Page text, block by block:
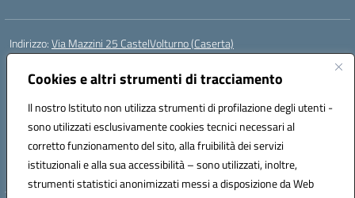
Cookies e altri strumenti di tracciamento
Il nostro Istituto non utilizza strumenti di profilazione degli utenti -
sono utilizzati esclusivamente cookies tecnici necessari al
corretto funzionamento del sito, alla fruibilità dei servizi
istituzionali e alla sua accessibilità – sono utilizzati, inoltre,
strumenti statistici anonimizzati messi a disposizione da Web
Indirizzo:Via Mazzini 25 CastelVolturno (Caserta)
Centralino:
Posta elettronica certificata (PEC):ceis014005@pec.istruzione.it
Codice fiscale: 93063510619
Codice meccanografico:CEIS014005
Codice Indice delle Pubbliche Amministrazioni (IPA): istsc_ceis014005
Codice unico di fatturazione (CUF): UOU8EW